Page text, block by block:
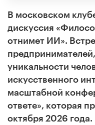
В московском
дискуссия
отнимет ИИ».
уникальности
искусственного
масштабной
ответе», которая
октября 2026 года.